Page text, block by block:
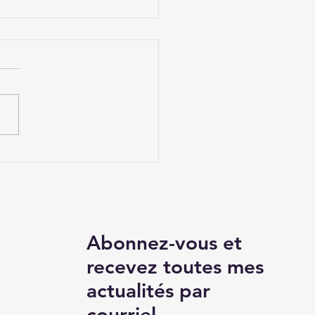
Abonnez-vous et
recevez toutes mes
actualités par